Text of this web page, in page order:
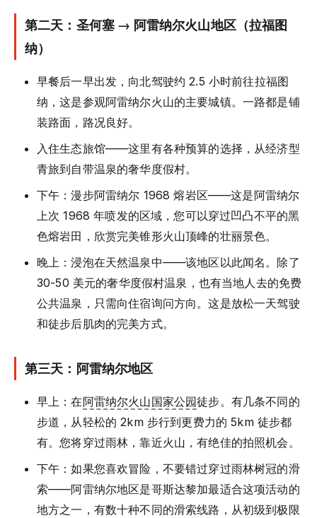
第二天：圣何塞 → 阿雷纳尔火山地区（拉福图
纳）
早餐后一早出发，向北驾驶约 2.5 小时前往拉福图
纳，这是参观阿雷纳尔火山的主要城镇。一路都是铺
装路面，路况良好。
入住生态旅馆——这里有各种预算的选择，从经济型
青旅到自带温泉的奢华度假村。
下午：漫步阿雷纳尔 1968 熔岩区——这是阿雷纳尔
上次 1968 年喷发的区域，您可以穿过凹凸不平的黑
色熔岩田，欣赏完美锥形火山顶峰的壮丽景色。
晚上：浸泡在天然温泉中——该地区以此闻名。除了
30-50 美元的奢华度假村温泉，也有当地人去的免费
公共温泉，只需向住宿询问方向。这是放松一天驾驶
和徒步后肌肉的完美方式。
第三天：阿雷纳尔地区
早上：在阿雷纳尔火山国家公园徒步。有几条不同的
步道，从轻松的 2km 步行到更费力的 5km 徒步都
有。您将穿过雨林，靠近火山，有绝佳的拍照机会。
下午：如果您喜欢冒险，不要错过穿过雨林树冠的滑
索——阿雷纳尔地区是哥斯达黎加最适合这项活动的
地方之一，有数十种不同的滑索线路，从初级到极限